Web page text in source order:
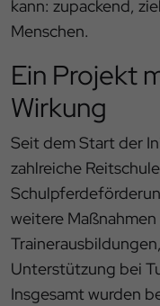
kann: zupackend,
Menschen.
Ein Projekt
Wirkung
Seit dem Start der
zahlreiche
weitere
Unterstützung bei
Insgesamt wurden